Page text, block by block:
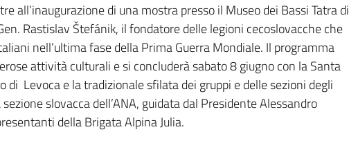
all’inaugurazione di una mostra presso il Museo dei Bassi Tatra di
Rastislav Štefánik, il fondatore delle legioni cecoslovacche che
nell’ultima fase della Prima Guerra Mondiale. Il programma
attività culturali e si concluderà sabato 8 giugno con la Santa
di Levoca e la tradizionale sfilata dei gruppi e delle sezioni degli
slovacca dell’ANA, guidata dal Presidente Alessandro
della Brigata Alpina Julia.